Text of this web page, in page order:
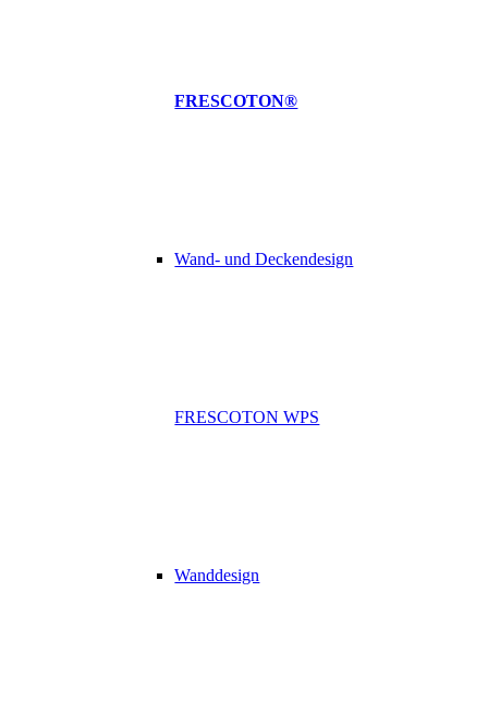
FRESCOTON®
Wand- und Deckendesign
FRESCOTON WPS
Wanddesign